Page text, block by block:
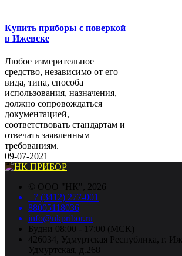
Купить приборы с поверкой
в Ижевске
Любое измерительное
средство, независимо от его
вида, типа, способа
использования, назначения,
должно сопровождаться
документацией,
соответствовать стандартам и
отвечать заявленным
требованиям.
09-07-2021
© ООО "НК", 2026
+7 (3412) 277-001
88005118036
info@nkpribor.ru
Будни 08:00 - 17:00 (МСК)
426034, Удмуртская Республика, г.
Удмуртская, д.268